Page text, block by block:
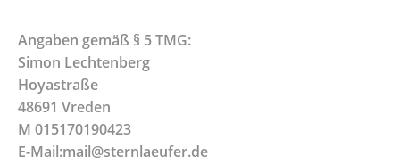
Angaben gemäß § 5 TMG:
Simon Lechtenberg
Hoyastraße
48691 Vreden
M 015170190423
E-Mail:mail@sternlaeufer.de